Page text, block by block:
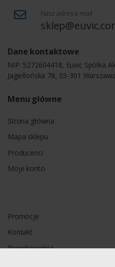
Nasz adres e-mail
Dane kontaktowe
NIP: 5272604418, Euvic Spółka
Jagiellońska 78, 03-301
Menu główne
Strona główna
Mapa sklepu
Producenci
Moje konto
Promocje
Kontakt
Przechowalnia